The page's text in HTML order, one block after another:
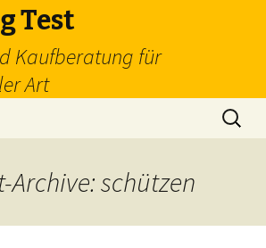
Test
Kaufberatung für
Art
Suchen
nach:
schützen